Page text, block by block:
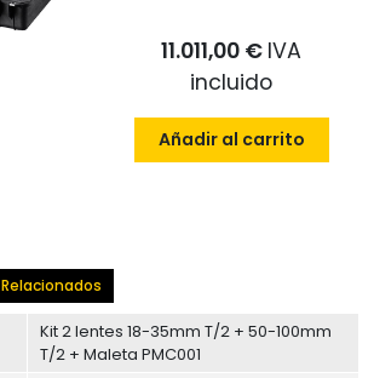
11.011,00 € IVA
incluido
Añadir al carrito
Relacionados
Kit 2 lentes 18-35mm T/2 + 50-100mm
T/2 + Maleta PMC001